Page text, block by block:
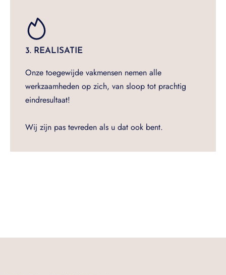
3. REALISATIE
Onze toegewijde vakmensen nemen alle
werkzaamheden op zich, van sloop tot prachtig
eindresultaat!
Wij zijn pas tevreden als u dat ook bent.